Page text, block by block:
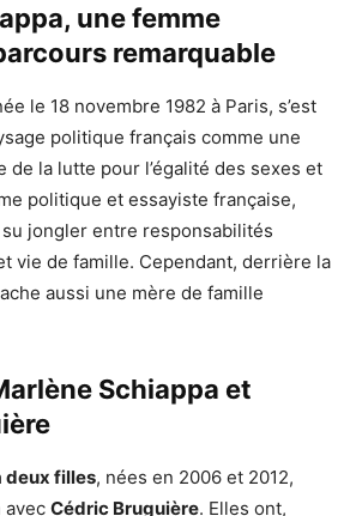
une femme
remarquable
le 18 novembre 1982 à Paris, s’est
politique français comme une
de la lutte pour l’égalité des sexes et
politique et essayiste française,
jongler entre responsabilités
vie de famille. Cependant, derrière la
aussi une mère de famille
Schiappa et
deux filles, nées en 2006 et 2012,
avec Cédric Bruguière. Elles ont,